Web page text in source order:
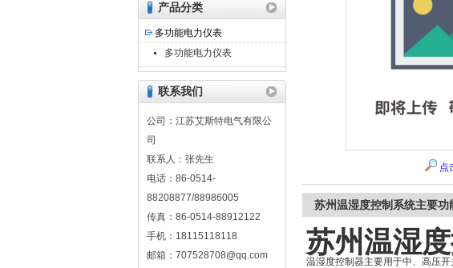
产品分类
多功能电力仪表
多功能电力仪表
联系我们
公司：江苏艾斯特电气有限公
司
联系人：张先生
电话：86-0514-
88208877/88986005
传真：86-0514-88912122
手机：18115118118
邮箱：707528708@qq.com
点
苏州温湿度控制系统主要功
苏州温湿
温湿度控制器主要用于中、高压